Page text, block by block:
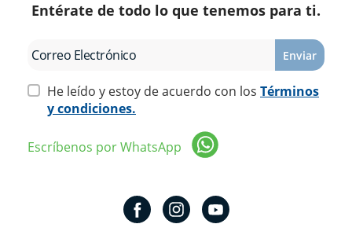
Entérate de todo lo que tenemos para ti.
Enviar
He leído y estoy de acuerdo con los Términos
y condiciones.
Escríbenos por WhatsApp